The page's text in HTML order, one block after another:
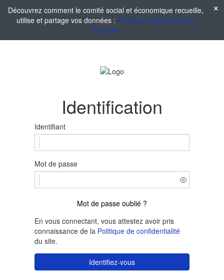
Découvrez comment le comité social et économique recueille,
utilise et partage vos données : Politique d'utilisation des
données
Identification
Identifiant
Mot de passe
Mot de passe oublié ?
En vous connectant, vous attestez avoir pris
connaissance de la Politique de confidentialité
du site.
Identifiez-vous